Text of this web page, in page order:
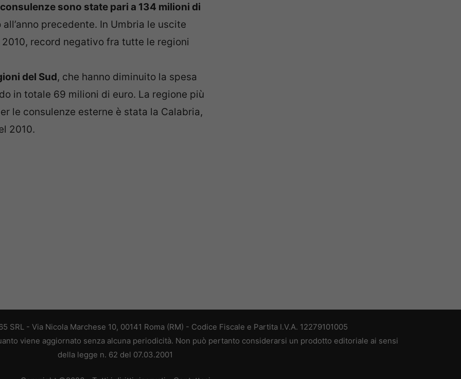
sono state pari a 134 milioni di
precedente. In Umbria le uscite
record negativo fra tutte le regioni
del Sud, che hanno diminuito la spesa
in totale 69 milioni di euro. La regione più
le consulenze esterne è stata la Calabria,
2010.
SRL - Via Nicola Marchese 10, 00141 Roma (RM) - Codice Fiscale e Partita I.V.A. 12279101005
viene aggiornato senza alcuna periodicità. Non può pertanto considerarsi un prodotto editoriale ai sensi
della legge n. 62 del 07.03.2001